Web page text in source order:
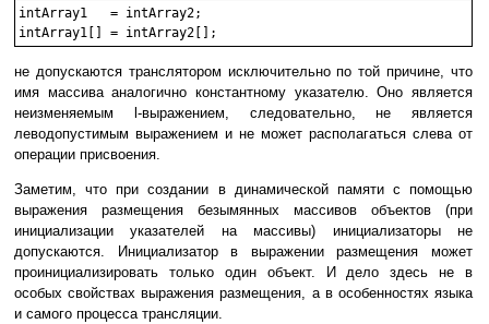
intArray1   = intArray2;
не допускаются транслятором исключительно по той причине, что
имя массива аналогично константному указателю. Оно является
неизменяемым l-выражением, следовательно, не является
леводопустимым выражением и не может располагаться слева от
операции присвоения.
Заметим, что при создании в динамической памяти с помощью
выражения размещения безымянных массивов объектов (при
инициализации указателей на массивы) инициализаторы не
допускаются. Инициализатор в выражении размещения может
проинициализировать только один объект. И дело здесь не в
особых свойствах выражения размещения, а в особенностях языка
и самого процесса трансляции.